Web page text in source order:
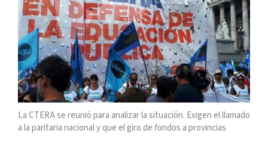
La CTERA se reunió para analizar la situación. Exigen el llamado
a la paritaria nacional y que el giro de fondos a provincias